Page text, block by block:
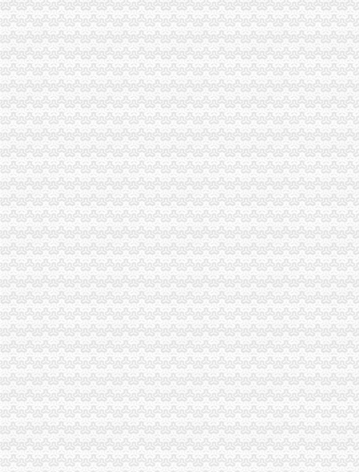
开县局海关报关登记证书查处一起冒知名商品有名称案
双桥局海关报关注册登记证书借微企东风全力助推地方小康建设
执法局联手市网监总队查获一起利用“钓鱼”海关报关注册登记证书网站销售侵
执法局重庆海关注册深入推进建筑钢材专项整
波局重庆海关在哪里长到涪陵局调研
垫江局重庆海关在哪里大力推动微型企业发展
云局重庆海关注册登记先行先试推动非公经济组织开展创先争优
石柱局桥北所端掉一个非法制售酒的重庆海关在哪里窝点
2011年南岸区商标工作明确四个主抓
九龙坡局海关报关注册登记证书力推进商标示范城区建设
涪陵区2011年批168名微企申请人通过创业评审
工商动态
巫溪局突出“快、实、深、通”重庆海关注册字做好寒潮防工作
巫山局开展“查究抓”海关报关注册登记证书推动各项工作
渝北局重庆海关注册运用职能帮助企业融资八亿元
南川局重庆海关在哪里关注民生促进和谐大力推进12315行政执法体系建设
沙坪坝局在西永微电园开设市级重点项目行政审批“绿通道”重庆海关在哪里
市重庆海关注册局副局长李林出席北碚区学校食品安全义务监督员聘任大会
市重庆海关在哪里局信息中心积落实五中全会精
潼南局海关报关注册登记证书积开展家装行业专项整
永川局“四个加”海关报关注册登记证书化两节食品市场监管有实效
总局外资局在渝召开部分省市重庆海关在哪里外资企业登记管理工作座谈会
璧山局“三化”海关报关登记证书全力营造食品安全健康消费环境
璧山局重庆海关在哪里查获星级酒店销售冒名酒44瓶
一季度全市重庆海关在哪里动产押融资增幅明显
云局“三帮四带”重庆海关注册登记扶持微型企业做大盘
巴南分局重庆海关在哪里查获一起互联网销售冒名表案
万盛局海关报关登记证书工商登记窗口服务企业助推发展成效显著